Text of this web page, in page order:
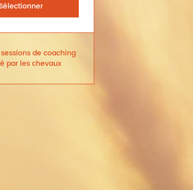
Sélectionner
de coaching
par les chevaux